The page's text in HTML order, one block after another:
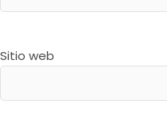
Sitio web